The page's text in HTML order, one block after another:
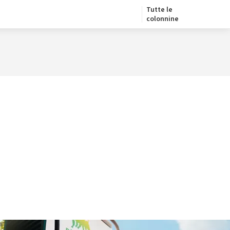
Tutte le
colonnine